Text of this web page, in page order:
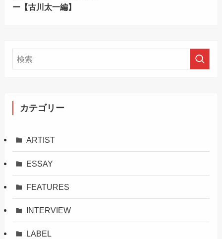
ー【古川太一編】
カテゴリー
ARTIST
ESSAY
FEATURES
INTERVIEW
LABEL